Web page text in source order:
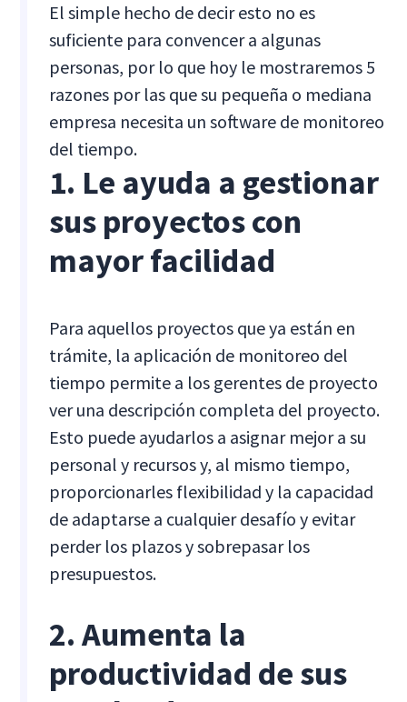
El simple hecho de decir esto no es
suficiente para convencer a algunas
personas, por lo que hoy le mostraremos 5
razones por las que su pequeña o mediana
empresa necesita un software de monitoreo
del tiempo.
1. Le ayuda a gestionar
sus proyectos con
mayor facilidad
Para aquellos proyectos que ya están en
trámite, la aplicación de monitoreo del
tiempo permite a los gerentes de proyecto
ver una descripción completa del proyecto.
Esto puede ayudarlos a asignar mejor a su
personal y recursos y, al mismo tiempo,
proporcionarles flexibilidad y la capacidad
de adaptarse a cualquier desafío y evitar
perder los plazos y sobrepasar los
presupuestos.
2. Aumenta la
productividad de sus